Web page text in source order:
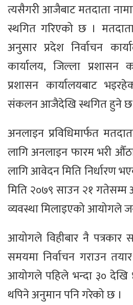
त्यसैगरी आजैबाट मतदाता
स्थगित गरिएको छ ।
अनुसार प्रदेश निर्वाचन
कार्यालय, जिल्ला प्रशासन
प्रशासन कार्यालयबाट
संकलन आजैदेखि स्थगित हुने छ
अनलाइन प्रविधिमार्फत
लागि अनलाइन फारम भरी
लागि आवेदन मिति निर्धारण
मिति २०७९ साउन २१
व्यवस्था मिलाइएको आयोगले
आयोगले विहीबार नै पत्रकार
समयमा निर्वाचन गराउन
आयोगले पहिले भन्दा ३० देखि
थपिने अनुमान पनि गरेको छ ।